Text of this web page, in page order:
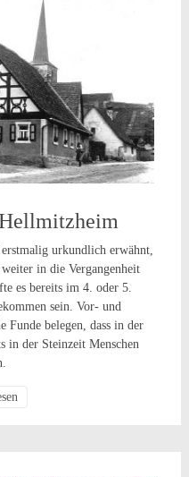
urkundlich erwähnt,
in die Vergangenheit
es bereits im 4. oder 5.
sein. Vor- und
Funde belegen, dass in der
in der Steinzeit Menschen